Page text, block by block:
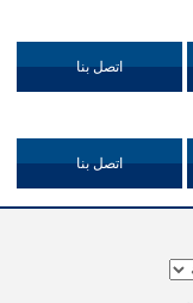
اتصل بنا
اتصل بنا